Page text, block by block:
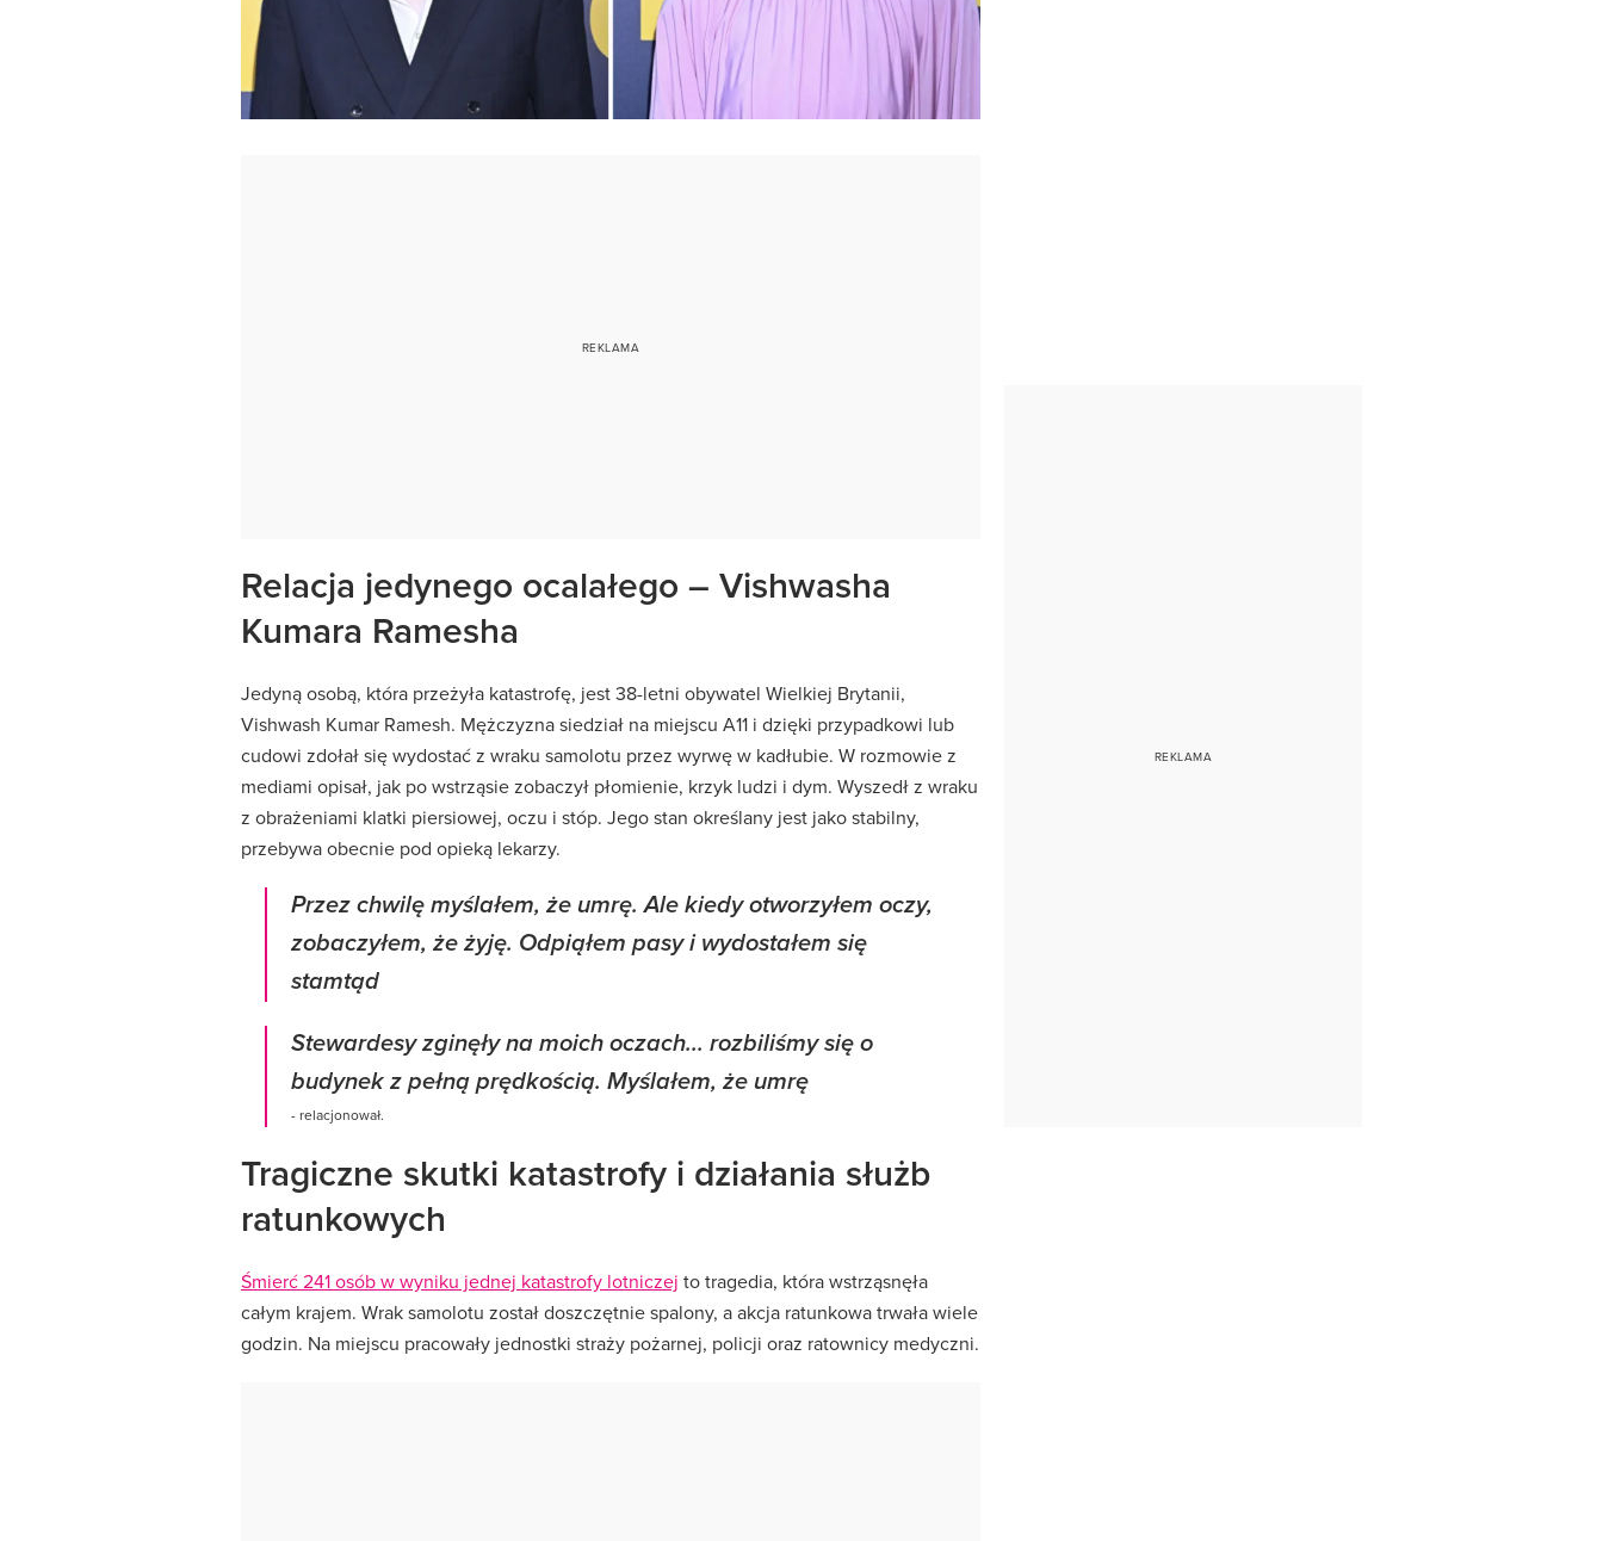
Relacja jedynego ocalałego – Vishwasha
Kumara Ramesha
Jedyną osobą, która przeżyła katastrofę, jest 38-letni obywatel Wielkiej Brytanii,
Vishwash Kumar Ramesh. Mężczyzna siedział na miejscu A11 i dzięki przypadkowi lub
cudowi zdołał się wydostać z wraku samolotu przez wyrwę w kadłubie. W rozmowie z
mediami opisał, jak po wstrząsie zobaczył płomienie, krzyk ludzi i dym. Wyszedł z wraku
z obrażeniami klatki piersiowej, oczu i stóp. Jego stan określany jest jako stabilny,
przebywa obecnie pod opieką lekarzy.
Przez chwilę myślałem, że umrę. Ale kiedy otworzyłem oczy,
zobaczyłem, że żyję. Odpiąłem pasy i wydostałem się
stamtąd
Stewardesy zginęły na moich oczach... rozbiliśmy się o
budynek z pełną prędkością. Myślałem, że umrę
- relacjonował.
Tragiczne skutki katastrofy i działania służb
ratunkowych
Śmierć 241 osób w wyniku jednej katastrofy lotniczej to tragedia, która wstrząsnęła
całym krajem. Wrak samolotu został doszczętnie spalony, a akcja ratunkowa trwała wiele
godzin. Na miejscu pracowały jednostki straży pożarnej, policji oraz ratownicy medyczni.